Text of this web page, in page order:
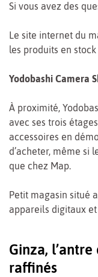
Si vous avez des
Le site internet du
les produits en stock
Yodobashi Camera
À proximité,
avec ses trois
accessoires en
d’acheter, même si
que chez Map.
Petit magasin situé
appareils digitaux
Ginza,
raffinés